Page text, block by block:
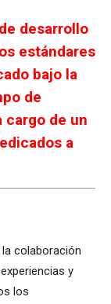
desarrollo
estándares
bajo la
de
cargo de un
a
colaboración
y
los